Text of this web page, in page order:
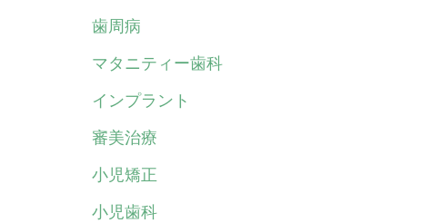
歯周病
マタニティー歯科
インプラント
審美治療
小児矯正
小児歯科